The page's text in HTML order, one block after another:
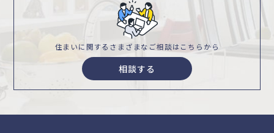
住まいに関するさまざまな ご相談はこちらから
相談する